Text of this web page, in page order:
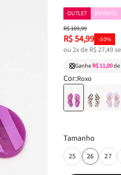
OUTLET
INFANTIL
R$109,99
R$54,99 -50%
ou 2x de R$ 27,49
GanheR$ 11,00de
Cor:Roxo
Tamanho
25 26 27